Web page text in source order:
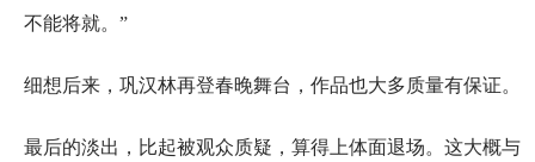
不能将就。”
细想后来，巩汉林再登春晚舞台，作品也大多质量有保证。
最后的淡出，比起被观众质疑，算得上体面退场。这大概与